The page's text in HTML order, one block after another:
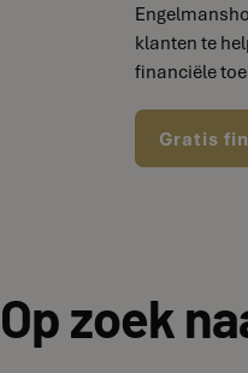
klanten te
financiële
Gratis
Op zoek